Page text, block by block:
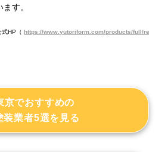
す。
式HP（https://www.yutoriform.com/products/full/
京でおすすめの
装業者5選を見る